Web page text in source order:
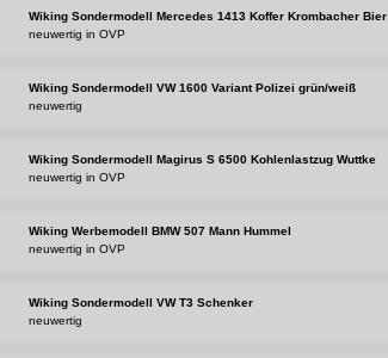
Wiking Sondermodell Mercedes 1413 Koffer Krombacher Bier
neuwertig in OVP
Wiking Sondermodell VW 1600 Variant Polizei grün/weiß
neuwertig
Wiking Sondermodell Magirus S 6500 Kohlenlastzug Wuttke
neuwertig in OVP
Wiking Werbemodell BMW 507 Mann Hummel
neuwertig in OVP
Wiking Sondermodell VW T3 Schenker
neuwertig